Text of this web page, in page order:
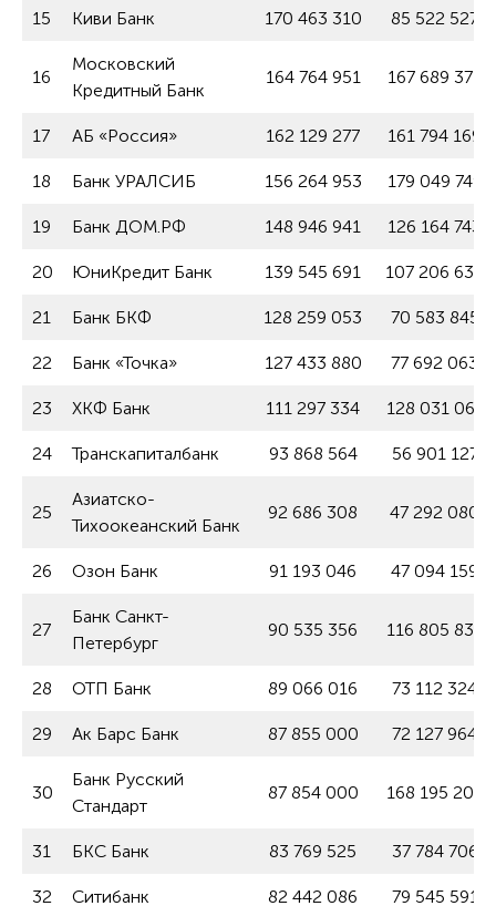
15 Киви Банк 170 463 310 85 522 527
16
Московский
Кредитный Банк
164 764 951 167 689 371
17 АБ «Россия» 162 129 277 161 794 169
18 Банк УРАЛСИБ 156 264 953 179 049 749
19 Банк ДОМ.РФ 148 946 941 126 164 743
20 ЮниКредит Банк 139 545 691 107 206 632
21 Банк БКФ 128 259 053 70 583 845
22 Банк «Точка» 127 433 880 77 692 063
23 ХКФ Банк 111 297 334 128 031 061
24 Транскапиталбанк 93 868 564 56 901 127
25
Азиатско-
Тихоокеанский Банк
92 686 308 47 292 080
26 Озон Банк 91 193 046 47 094 159
27
Банк Санкт-
Петербург
90 535 356 116 805 831
28 ОТП Банк 89 066 016 73 112 324
29 Ак Барс Банк 87 855 000 72 127 964
30
Банк Русский
Стандарт
87 854 000 168 195 202
31 БКС Банк 83 769 525 37 784 706
32 Ситибанк 82 442 086 79 545 591